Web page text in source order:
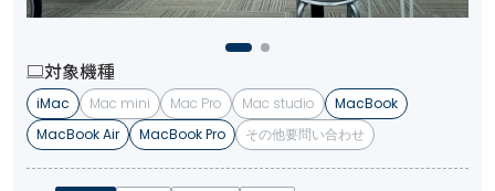
対象機種
iMac Mac mini Mac Pro Mac studio
MacBook
MacBook Air
MacBook Pro その他要問い合わせ